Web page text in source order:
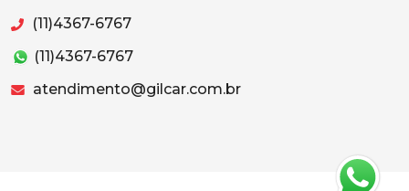
(11)4367-6767
(11)4367-6767
atendimento@gilcar.com.br